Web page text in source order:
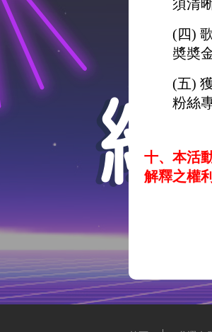
須清
(四)
奬奬
(五)
粉絲
十、本活
解釋之權